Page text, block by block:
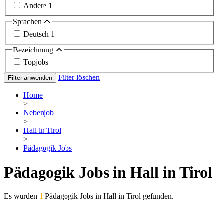
Andere 1
Sprachen
Deutsch 1
Bezeichnung
Topjobs
Filter anwenden Filter löschen
Home
>
Nebenjob
>
Hall in Tirol
>
Pädagogik Jobs
Pädagogik Jobs in Hall in Tirol
Es wurden 1 Pädagogik Jobs in Hall in Tirol gefunden.